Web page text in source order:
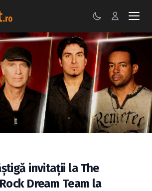
invitaţii la The
Dream Team la